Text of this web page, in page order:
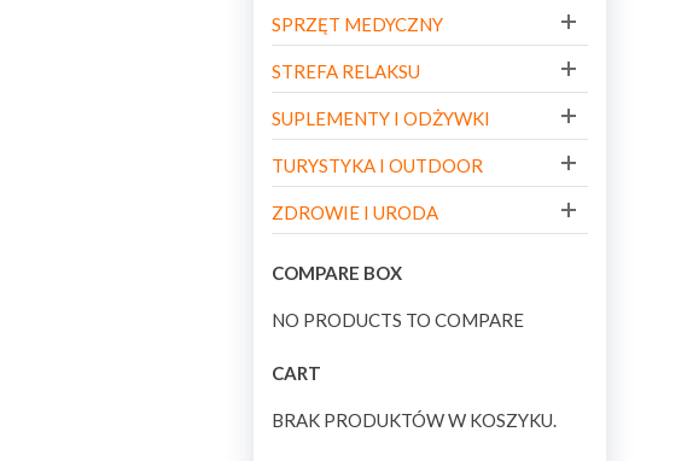
SPRZĘT MEDYCZNY
STREFA RELAKSU
SUPLEMENTY I ODŻYWKI
TURYSTYKA I OUTDOOR
ZDROWIE I URODA
COMPARE BOX
NO PRODUCTS TO COMPARE
CART
BRAK PRODUKTÓW W KOSZYKU.